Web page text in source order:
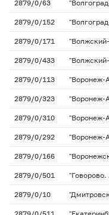
2879/0/63
2879/0/152
2879/0/171
2879/0/433
2879/0/113 "Воронеж-
2879/0/323 "Воронеж-
2879/0/310 "Воронеж-
2879/0/292 "Воронеж-
2879/0/166
2879/0/501
2879/0/10